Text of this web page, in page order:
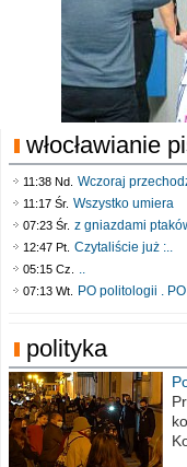
włocławianie
11:38 Nd. Wczoraj
11:17 Śr. Wszystko umiera
07:23 Śr. z gniazdami
12:47 Pt. Czytaliście już :..
05:15 Cz. ..
07:13 Wt. PO politologii .
polityka